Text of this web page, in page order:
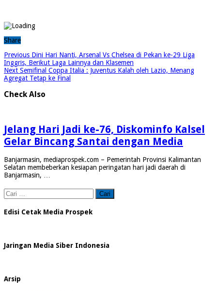
Share
Previous Dini Hari Nanti, Arsenal Vs Chelsea di Pekan ke-29 Liga
Inggris, Berikut Laga Lainnya dan Klasemen
Next Semifinal Coppa Italia : Juventus Kalah oleh Lazio, Menang
Agregat Tetap ke Final
Check Also
Jelang Hari Jadi ke-76, Diskominfo Kalsel
Gelar Bincang Santai dengan Media
Banjarmasin, mediaprospek.com – Pemerintah Provinsi Kalimantan
Selatan membeberkan kesiapan peringatan hari jadi daerah di
Banjarmasin, …
Cari
untuk:
Edisi Cetak Media Prospek
Jaringan Media Siber Indonesia
Arsip